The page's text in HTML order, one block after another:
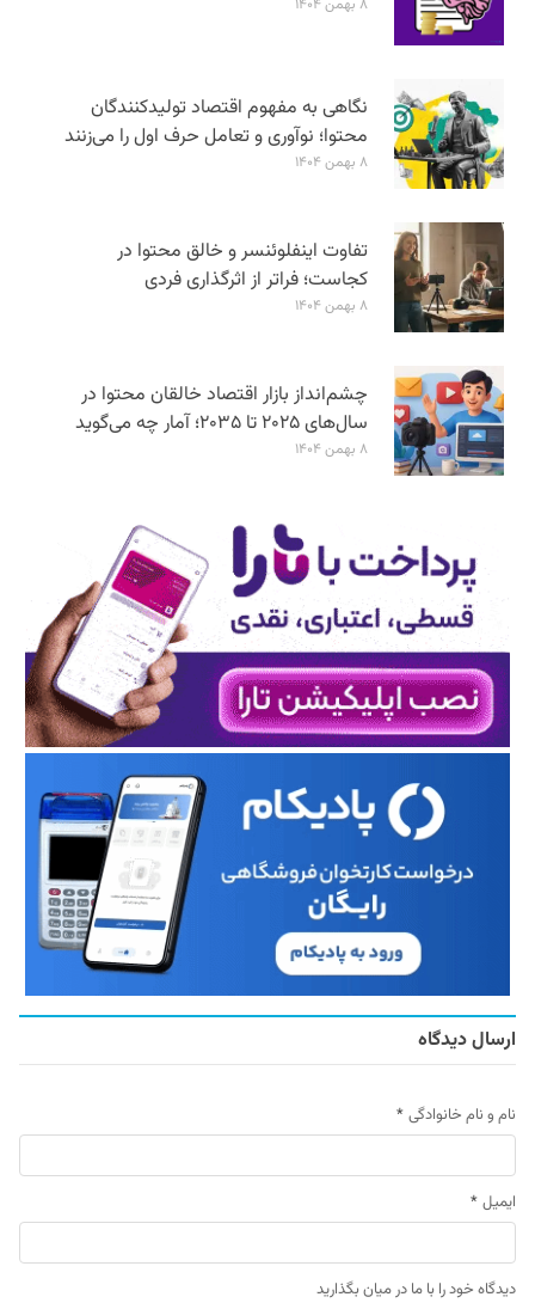
۸ بهمن ۱۴۰۴
نگاهی به مفهوم اقتصاد تولیدکنندگان
محتوا؛ نوآوری و تعامل حرف اول را می‌زنند
۸ بهمن ۱۴۰۴
تفاوت اینفلوئنسر و خالق محتوا در
کجاست؛ فراتر از اثرگذاری فردی
۸ بهمن ۱۴۰۴
چشم‌انداز بازار اقتصاد خالقان محتوا در
سال‌های ۲۰۲۵ تا ۲۰۳۵؛ آمار چه می‌گوید
۸ بهمن ۱۴۰۴
ارسال دیدگاه
نام و نام خانوادگی *
ایمیل *
دیدگاه خود را با ما در میان بگذارید